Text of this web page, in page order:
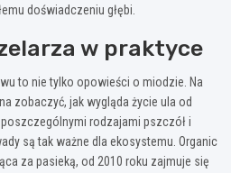
doświadczeniu głębi.
w praktyce
to nie tylko opowieści o miodzie. Na
zobaczyć, jak wygląda życie ula od
rodzajami pszczół i
są tak ważne dla ekosystemu. Organic
za pasieką, od 2010 roku zajmuje się